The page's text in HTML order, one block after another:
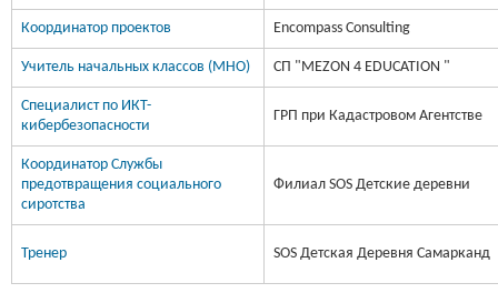
Координатор проектов Encompass Consulting
Учитель начальных классов (МНО) СП "MEZON 4 EDUCATION "
Специалист по ИКТ-
кибербезопасности
ГРП при Кадастровом Агентстве
Координатор Службы
предотвращения социального
сиротства
Филиал SOS Детские деревни
Тренер SOS Детская Деревня Самарканд